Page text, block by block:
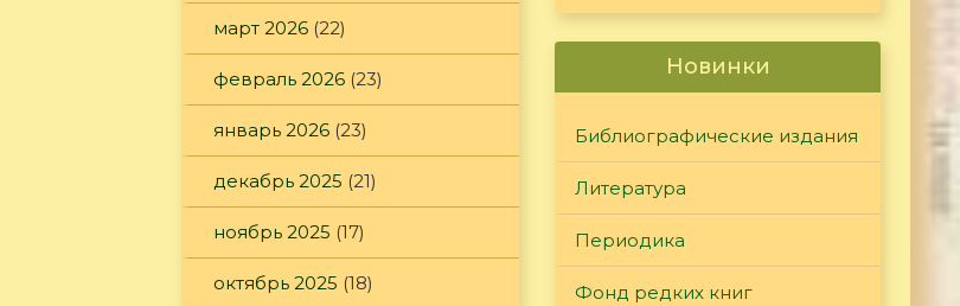
март 2026 (22)
февраль 2026 (23)
январь 2026 (23)
декабрь 2025 (21)
ноябрь 2025 (17)
октябрь 2025 (18)
Новинки
Библиографические издания
Литература
Периодика
Фонд редких книг